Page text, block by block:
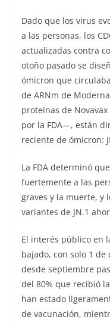
Dado que los virus
a las personas, los
actualizadas contra
otoño pasado se
ómicron que
de ARNm de
proteínas de
por la FDA—, están
reciente de ómicron:
La FDA determinó
fuertemente a las
graves y la muerte, y
variantes de JN.1
El interés público en
bajado, con solo 1 de
desde septiembre
del 80% que recibió
han estado
de vacunación,